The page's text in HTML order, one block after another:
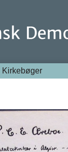
Kirkebøger